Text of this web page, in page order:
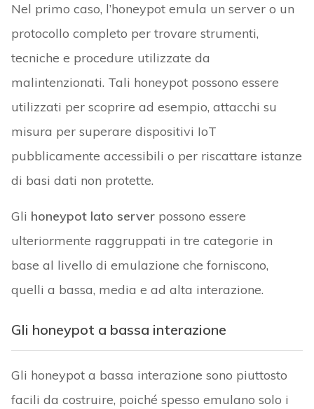
Nel primo caso, l’honeypot emula un server o un
protocollo completo per trovare strumenti,
tecniche e procedure utilizzate da
malintenzionati. Tali honeypot possono essere
utilizzati per scoprire ad esempio, attacchi su
misura per superare dispositivi IoT
pubblicamente accessibili o per riscattare istanze
di basi dati non protette.
Gli honeypot lato serverpossono essere
ulteriormente raggruppati in tre categorie in
base al livello di emulazione che forniscono,
quelli a bassa, media e ad alta interazione.
Gli honeypot a bassa interazione
Gli honeypot a bassa interazione sono piuttosto
facili da costruire, poiché spesso emulano solo i